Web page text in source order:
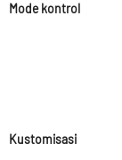
Mode kontrol
Kustomisasi